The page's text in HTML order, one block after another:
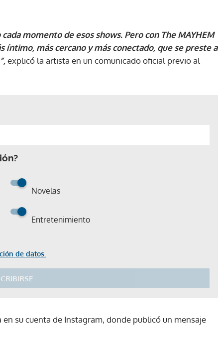
momento de esos shows. Pero con The MAYHEM
más cercano y más conectado, que se preste a
explicó la artista en un comunicado oficial previo al
Novelas
Entretenimiento
de datos.
a nuestro boletín.
su cuenta de Instagram, donde publicó un mensaje